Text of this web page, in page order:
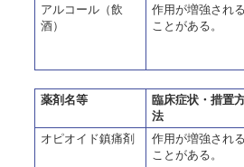
アルコール（飲
酒）
作用が増強される
ことがある。
薬剤名等
臨床症状・措置
法
オピオイド鎮痛剤
作用が増強される
ことがある。